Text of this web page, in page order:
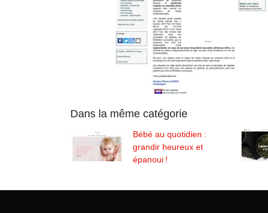
Dans la même catégorie
Bébé au quotidien :
grandir heureux et
épanoui !